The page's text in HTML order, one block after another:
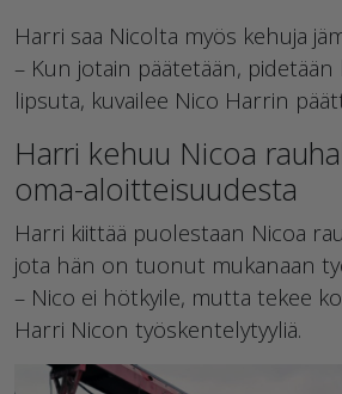
Harri saa Nicolta myös kehuja
– Kun jotain päätetään, pidetään
lipsuta, kuvailee Nico Harrin
Harri kehuu Nicoa
oma-aloitteisuudesta
Harri kiittää puolestaan Nicoa
jota hän on tuonut mukanaan
– Nico ei hötkyile, mutta tekee
Harri Nicon työskentelytyyliä.